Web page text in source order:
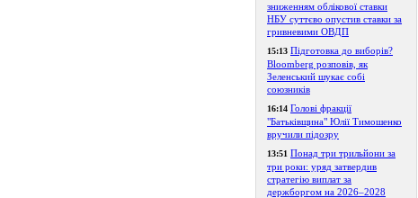
зниженням облікової ставки
НБУ суттєво опустив ставки за
гривневими ОВДП
15:13 Підготовка до виборів?
Bloomberg розповів, як
Зеленський шукає собі
союзників
16:14 Голові фракції
"Батьківщина" Юлії Тимошенко
вручили підозру
13:51 Понад три трильйони за
три роки: уряд затвердив
стратегію виплат за
держборгом на 2026–2028